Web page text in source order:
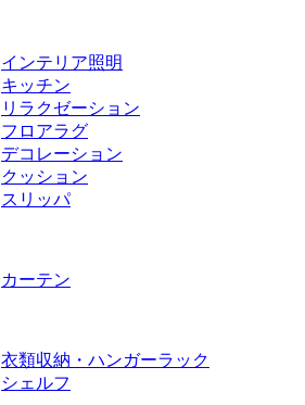
インテリア照明
キッチン
リラクゼーション
フロアラグ
デコレーション
クッション
スリッパ
カーテン
衣類収納・ハンガーラック
シェルフ